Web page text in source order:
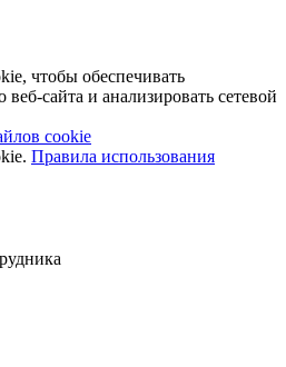
чтобы обеспечивать
сайта и анализировать сетевой
cookie
Правила использования